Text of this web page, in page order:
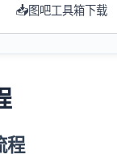
📥图吧工具箱下载
程